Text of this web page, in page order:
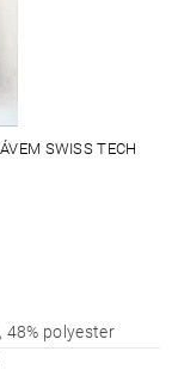
SWISS TECH
48% polyester